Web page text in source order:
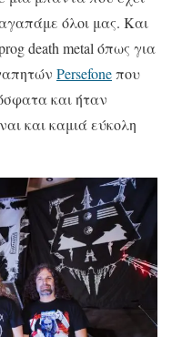
όλοι μας. Και
death metal όπως για
Persefoneπου
και ήταν
και καμιά εύκολη